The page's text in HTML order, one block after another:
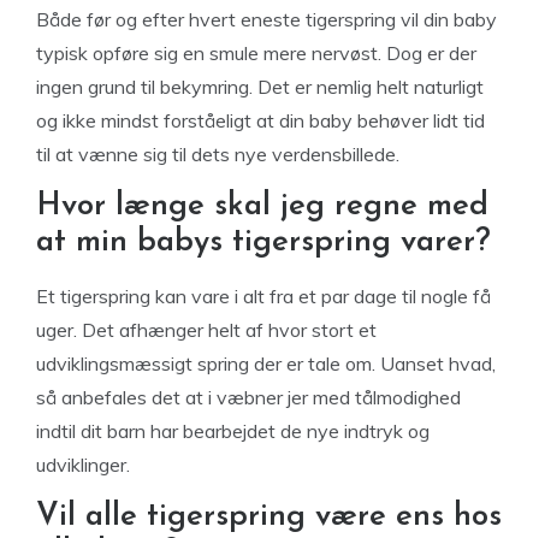
Både før og efter hvert eneste tigerspring vil din baby
typisk opføre sig en smule mere nervøst. Dog er der
ingen grund til bekymring. Det er nemlig helt naturligt
og ikke mindst forståeligt at din baby behøver lidt tid
til at vænne sig til dets nye verdensbillede.
Hvor længe skal jeg regne med
at min babys tigerspring varer?
Et tigerspring kan vare i alt fra et par dage til nogle få
uger. Det afhænger helt af hvor stort et
udviklingsmæssigt spring der er tale om. Uanset hvad,
så anbefales det at i væbner jer med tålmodighed
indtil dit barn har bearbejdet de nye indtryk og
udviklinger.
Vil alle tigerspring være ens hos